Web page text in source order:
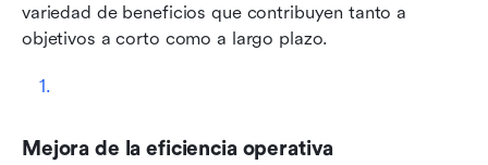
variedad de beneficios que contribuyen tanto a
objetivos a corto como a largo plazo.
Mejora de la eficiencia operativa